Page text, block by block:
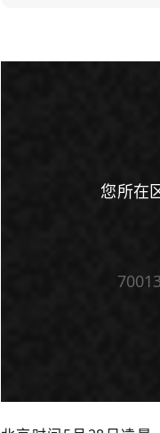
您所在